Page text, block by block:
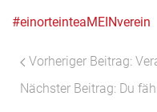
#einorteinteaMEINverein
Vorheriger Beitrag:
Nächster Beitrag: Du